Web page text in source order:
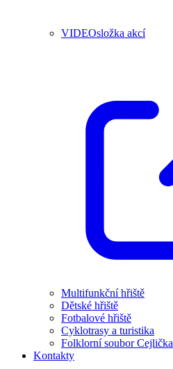
VIDEOsložka akcí
Multifunkční hřiště
Dětské hřiště
Fotbalové hřiště
Cyklotrasy a turistika
Folklorní soubor Cejlička
Kontakty